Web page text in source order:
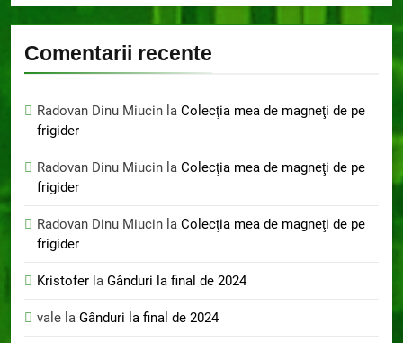
Comentarii recente
Radovan Dinu Miucin la Colecţia mea de magneţi de pe
frigider
Radovan Dinu Miucin la Colecţia mea de magneţi de pe
frigider
Radovan Dinu Miucin la Colecţia mea de magneţi de pe
frigider
Kristofer la Gânduri la final de 2024
vale la Gânduri la final de 2024